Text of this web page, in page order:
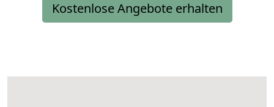
Kostenlose Angebote erhalten